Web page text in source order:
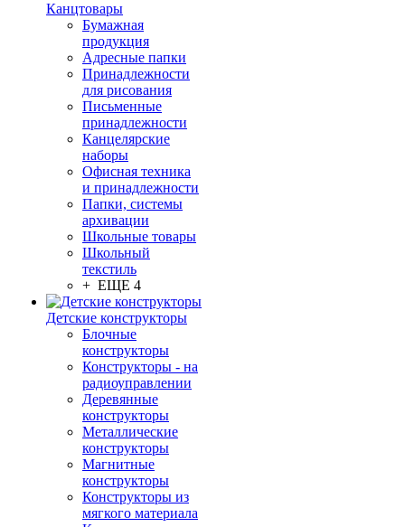
Канцтовары
Бумажная
продукция
Адресные папки
Принадлежности
для рисования
Письменные
принадлежности
Канцелярские
наборы
Офисная техника
и принадлежности
Папки, системы
архивации
Школьные товары
Школьный
текстиль
+ ЕЩЕ 4
Детские конструкторы
Блочные
конструкторы
Конструкторы - на
радиоуправлении
Деревянные
конструкторы
Металлические
конструкторы
Магнитные
конструкторы
Конструкторы из
мягкого материала